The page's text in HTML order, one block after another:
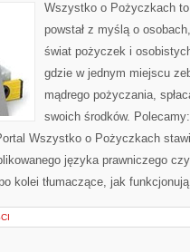
Wszystko o Pożyczkach
powstał z myślą o
świat pożyczek i
gdzie w jednym miejscu
mądrego pożyczania,
swoich środków.
Wszystko o Pożyczkach
języka prawniczego
kolei tłumaczące, jak